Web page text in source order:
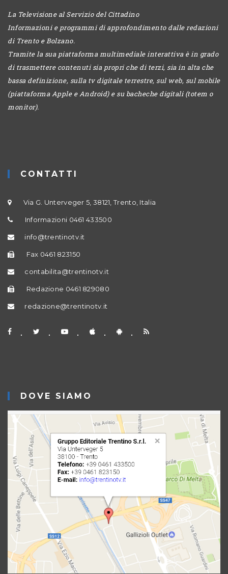
La Televisione al Servizio del Cittadino
Informazioni e programmi di approfondimento dalle redazioni
di Trento e Bolzano.
Tramite la sua piattaforma multimediale interattiva è in grado
di trasmettere contenuti sia propri che di terzi, sia in alta che
bassa definizione, sulla tv digitale terrestre, sul web, sul mobile
(piattaforma Apple e Android) e su bacheche digitali (totem o
monitor).
CONTATTI
Via G. Unterveger 5, 38121, Trento, Italia
Informazioni 0461 433500
info@trentinotv.it
Fax 0461 823150
contabilita@trentinotv.it
Redazione 0461 829080
redazione@trentinotv.it
DOVE SIAMO